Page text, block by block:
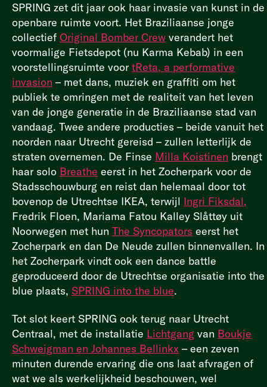
SPRING zet dit jaar ook haar invasie van kunst in de
openbare ruimte voort. Het Braziliaanse jonge
collectief Original Bomber Crew verandert het
voormalige Fietsdepot (nu Karma Kebab) in een
voorstellingsruimte voor tReta, a performative
invasion – met dans, muziek en graffiti om het
publiek te omringen met de realiteit van het leven
van de jonge generatie in de Braziliaanse stad van
vandaag. Twee andere producties – beide vanuit het
noorden naar Utrecht gereisd – zullen letterlijk de
straten overnemen. De Finse Milla Koistinen brengt
haar solo Breathe eerst in het Zocherpark voor de
Stadsschouwburg en reist dan helemaal door tot
bovenop de Utrechtse IKEA, terwijl Ingri Fiksdal,
Fredrik Floen, Mariama Fatou Kalley Slåttøy uit
Noorwegen met hun The Syncopators eerst het
Zocherpark en dan De Neude zullen binnenvallen. In
het Zocherpark vindt ook een dance battle
geproduceerd door de Utrechtse organisatie into the
blue plaats, SPRING into the blue.
Tot slot keert SPRING ook terug naar Utrecht
Centraal, met de installatie Lichtgang van Boukje
Schweigman en Johannes Bellinkx – een zeven
minuten durende ervaring die ons laat afvragen of
wat we als werkelijkheid beschouwen, wel